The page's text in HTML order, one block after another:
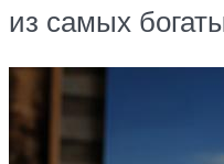
из самых